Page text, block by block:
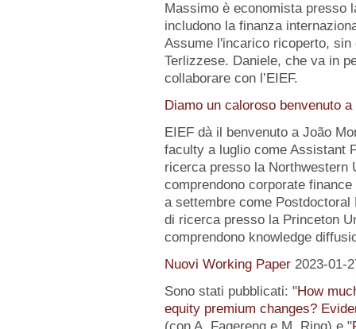
Massimo è economista presso
includono la finanza
Assume l'incarico ricoperto, sin
Terlizzese. Daniele, che va in
collaborare con l’EIEF.
Diamo un caloroso benvenuto
EIEF dà il benvenuto a João
faculty a luglio come Assistant
ricerca presso la
comprendono corporate
a settembre come
di ricerca presso la Princeton
comprendono knowledge
Nuovi Working Paper 2023-01-
Sono stati pubblicati: "How
equity premium changes?